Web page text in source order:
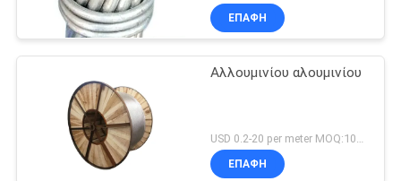
ΕΠΑΦΉ
Αλλουμινίου αλουμινίου
ΕΠΑΦΉ